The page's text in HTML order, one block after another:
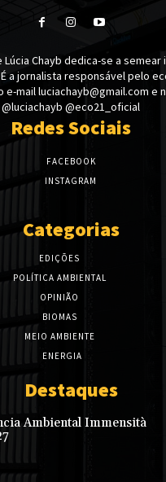
Lúcia Chayb dedica-se a semear
a jornalista responsável pelo
e-mail luciachayb@gmail.com e
@luciachayb @eco21_oficial
Redes Sociais
FACEBOOK
INSTAGRAM
Categorias
EDIÇÕES
POLÍTICA AMBIENTAL
OPINIÃO
BIOMAS
MEIO AMBIENTE
ENERGIA
Destaques
Ambiental Immensità